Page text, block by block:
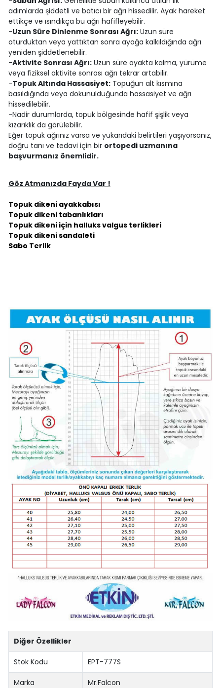
adımlarda şiddetli ve batıcı bir ağrı hissedilir. Ayak hareket
ettikçe ve ısındıkça bu ağrı hafifleyebilir.
-Uzun Süre Dinlenme Sonrası Ağrı:Uzun süre
oturduktan veya yattıktan sonra ayağa kalkıldığında ağrı
yeniden şiddetlenebilir.
-Aktivite Sonrası Ağrı:Uzun süre ayakta kalma, yürüme
veya fiziksel aktivite sonrası ağrı tekrar artabilir.
-Topuk Altında Hassasiyet:Topuğun alt kısmına
basıldığında veya dokunulduğunda hassasiyet ve ağrı
hissedilebilir.
-Nadir durumlarda, topuk bölgesinde hafif şişlik veya
kızarıklık da görülebilir.
Eğer topuk ağrınız varsa ve yukarıdaki belirtileri yaşıyorsanız,
doğru tanı ve tedavi için bir ortopedi uzmanına
başvurmanız önemlidir.
Göz Atmanızda Fayda Var !
Topuk dikeni ayakkabısı
Topuk dikeni tabanlıkları
Topuk dikeni için halluks valgus terlikleri
Topuk dikeni sandaleti
Sabo Terlik
Diğer Özellikler
Stok Kodu EPT-777S
Marka Mr.Falcon